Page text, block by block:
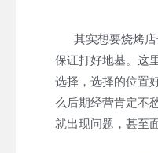
其实想要烧烤店
保证打好地基。这
选择，选择的位置
么后期经营肯定不
就出现问题，甚至